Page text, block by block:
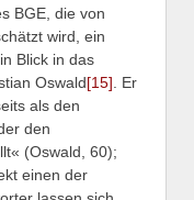
BGE, die von
wird, ein
Blick in das
Oswald[15] . Er
als den
den
(Oswald, 60);
einen der